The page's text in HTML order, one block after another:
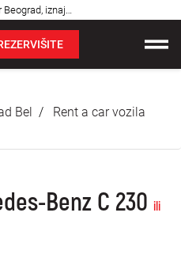
Mercedes-Benz C 230, rent a car Beograd, iznajmljivanje auta: Bel✓
pitanja
Bel
Rent a car vozila
Benz C 230 ili